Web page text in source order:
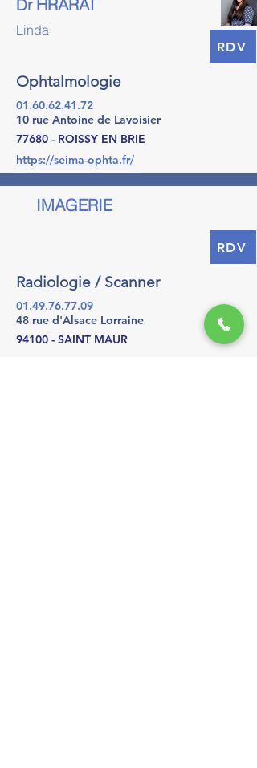
HRARAT
Dr
Linda
RDV
Ophtalmologie
01.60.62.41.72
10 rue Antoine de Lavoisier
77680 - ROISSY EN BRIE
https://seima-ophta.fr/
IMAGERIE
RDV
Radiologie / Scanner
01.49.76.77.09
48 rue d'Alsace Lorraine
94100 - SAINT MAUR